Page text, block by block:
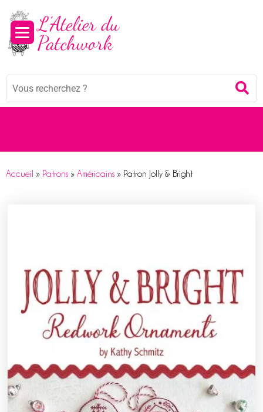
Mots
Accueil » Patrons » Américains » Patron Jolly & Bright
Panneau de gestion des cookies